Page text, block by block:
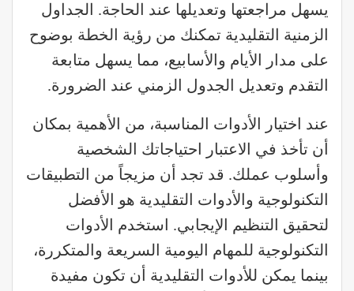
يسهل مراجعتها وتعديلها عند الحاجة. الجداول
الزمنية التقليدية تمكنك من رؤية الخطة بوضوح
على مدار الأيام والأسابيع، مما يسهل متابعة
التقدم وتعديل الجدول الزمني عند الضرورة.
عند اختيار الأدوات المناسبة، من الأهمية بمكان
أن تأخذ في الاعتبار احتياجاتك الشخصية
وأسلوب عملك. قد تجد أن مزيجاً من التطبيقات
التكنولوجية والأدوات التقليدية هو الأفضل
لتحقيق التنظيم الإيجابي. استخدم الأدوات
التكنولوجية للمهام اليومية السريعة والمتكررة،
بينما يمكن للأدوات التقليدية أن تكون مفيدة